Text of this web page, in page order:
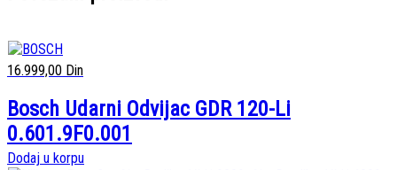
16.999,00 Din
Bosch Udarni Odvijac GDR 120-Li
0.601.9F0.001
Dodaj u korpu